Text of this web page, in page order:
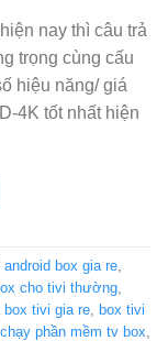
nay thì câu trả
trọng cùng cấu
hiệu năng/ giá
4K tốt nhất hiện
android box gia re
cho tivi thường
box tivi gia re
box tivi
chạy phần mềm tv box